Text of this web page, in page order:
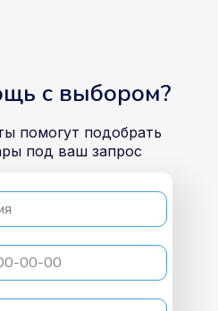
помогут подобрать
под ваш запрос
с выбором?